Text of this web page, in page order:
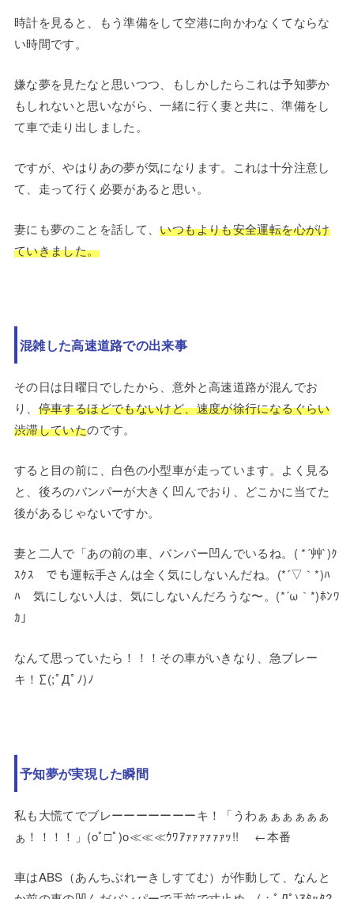
時計を見ると、もう準備をして空港に向かわなくてならな
い時間です。
嫌な夢を見たなと思いつつ、もしかしたらこれは予知夢か
もしれないと思いながら、一緒に行く妻と共に、準備をし
て車で走り出しました。
ですが、やはりあの夢が気になります。これは十分注意し
て、走って行く必要があると思い。
妻にも夢のことを話して、いつもよりも安全運転を心がけ
ていきました。
混雑した高速道路での出来事
その日は日曜日でしたから、意外と高速道路が混んでお
り、 停車するほどでもないけど、速度が徐行になるぐらい
渋滞していたのです。
すると目の前に、白色の小型車が走っています。よく見る
と、後ろのバンパーが大きく凹んでおり、どこかに当てた
後があるじゃないですか。
妻と二人で「あの前の車、バンパー凹んでいるね。( *´艸`)ｸ
ｽｸｽ でも運転手さんは全く気にしないんだね。(*´▽｀*)ﾊ
ﾊ 気にしない人は、気にしないんだろうな〜。(*´ω｀*)ﾎﾝﾜ
ｶ」
なんて思っていたら！！！その車がいきなり、急ブレー
キ！∑(;ﾟДﾟﾉ)ﾉ
予知夢が実現した瞬間
私も大慌てでブレーーーーーーーキ！「うわぁぁぁぁぁぁ
ぁ！！！！」(oﾟ□ﾟ)o≪≪≪ｳﾜｱｧｧｧｧｧｧｯ!! ←本番
車はABS（あんちぶれーきしすてむ）が作動して、なんと